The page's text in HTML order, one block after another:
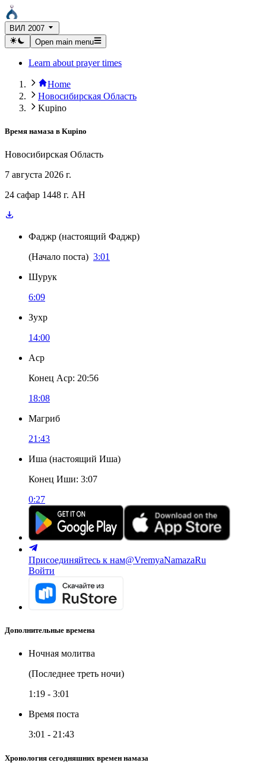
ВИЛ 2007
Open main menu
Learn about prayer times
Home
Новосибирская Область
Kupino
Время намаза в Kupino
Новосибирская Область
7 августа 2026 г.
24 сафар 1448 г. AH
Фаджр (настоящий Фаджр)
(Начало поста) 3:01
Шурук
6:09
Зухр
14:00
Аср
Конец Аср: 20:56
18:08
Магриб
21:43
Иша (настоящий Иша)
Конец Иши: 3:07
0:27
Присоединяйтесь к нам@VremyaNamazaRu
Войти
Дополнительные времена
Ночная молитва
(Последнее треть ночи)
1:19 - 3:01
Время поста
3:01 - 21:43
Хронология сегодняшних времен намаза